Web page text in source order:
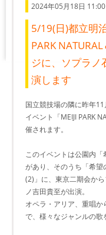
2024年05月18日 11:00
5/19(日)都立明
PARK
ジに、ソプラノ
演します
国立競技場の隣に昨年11
イベント「MEIJI PARK
催されます。
このイベントは公園内
があり、そのうち「希
(2)」に、東京二期会か
ノ吉田貴至が出演。
オペラ・アリア、重唱
で、様々なジャンルの歌